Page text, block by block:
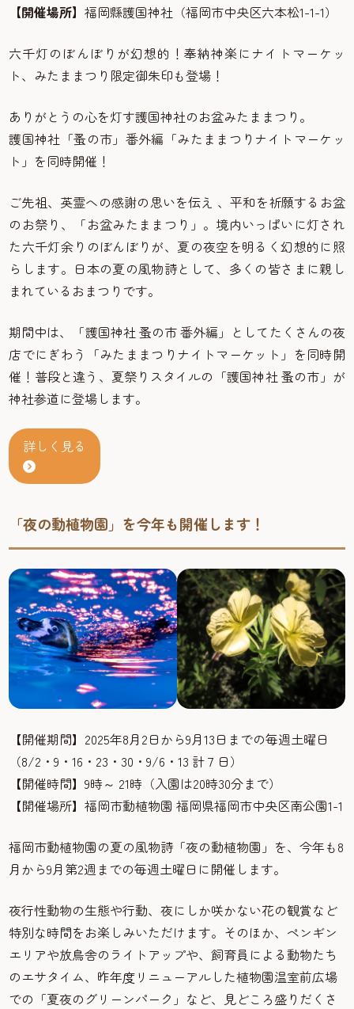
【開催場所】福岡縣護国神社（福岡市中央区六本松1-1-1）
六千灯のぼんぼりが幻想的！奉納神楽にナイトマーケッ
ト、みたままつり限定御朱印も登場！
ありがとうの心を灯す護国神社のお盆みたままつり。
護国神社「蚤の市」番外編「みたままつりナイトマーケッ
ト」を同時開催！
ご先祖、英霊への感謝の思いを伝え 、平和を祈願するお盆
のお祭り、「お盆みたままつり」。境内いっぱいに灯され
た六千灯余りのぼんぼりが、夏の夜空を明るく幻想的に照
らします。日本の夏の風物詩として、多くの皆さまに親し
まれているおまつりです。
期間中は、「護国神社 蚤の市 番外編」としてたくさんの夜
店でにぎわう「みたままつりナイトマーケット」を同時開
催！普段と違う、夏祭りスタイルの「護国神社 蚤の市」が
神社参道に登場します。
詳しく見る
「夜の動植物園」を今年も開催します！
【開催期間】2025年8月2日から9月13日までの毎週土曜日
（8/2・9・16・23・30・9/6・13 計７日）
【開催時間】9時～ 21時（入園は20時30分まで）
【開催場所】福岡市動植物園 福岡県福岡市中央区南公園1-1
福岡市動植物園の夏の風物詩「夜の動植物園」を、今年も8
月から9月第2週までの毎週土曜日に開催します。
夜行性動物の生態や行動、夜にしか咲かない花の観賞など
特別な時間をお楽しみいただけます。そのほか、ペンギン
エリアや放鳥舎のライトアップや、飼育員による動物たち
のエサタイム、昨年度リニューアルした植物園温室前広場
での「夏夜のグリーンパーク」など、見どころ盛りだくさ